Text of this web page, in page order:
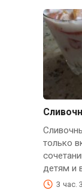
только
детям и
3 час.